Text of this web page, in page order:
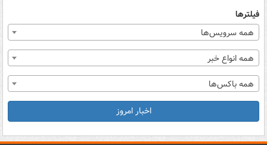
فیلترها
همه سرویس‌ها
همه انواع خبر
همه باکس‌ها
اخبار امروز